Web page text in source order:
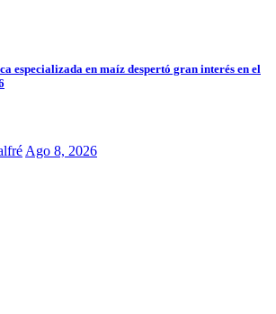
especializada en maíz despertó gran interés en el
Ago 8, 2026